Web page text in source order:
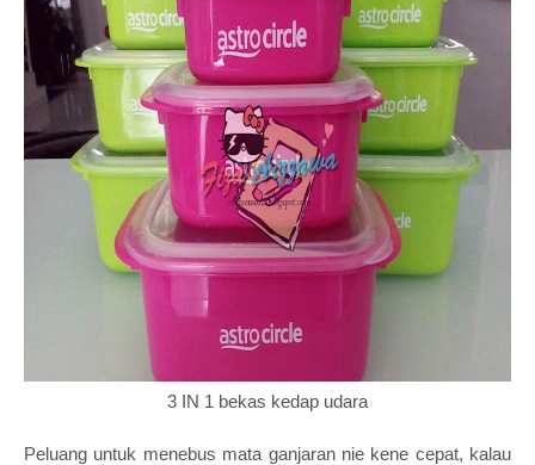
3 IN 1 bekas kedap udara
Peluang untuk menebus mata ganjaran nie kene cepat, kalau